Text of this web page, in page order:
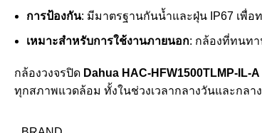
การป้องกัน: มีมาตรฐานกันน้ำและฝุ่น IP67 เพื่
เหมาะสำหรับการใช้งานภายนอก: กล้องที่ทนท
กล้องวงจรปิด Dahua HAC-HFW1500TLMP-IL-A
ทุกสภาพแวดล้อม ทั้งในช่วงเวลากลางวันและกล